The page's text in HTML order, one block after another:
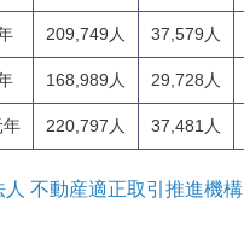
209,749人 37,579人
168,989人 29,728人
年 220,797人 37,481人
人 不動産適正取引推進機構